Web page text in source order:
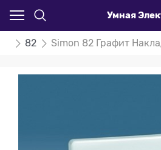
Умная
82 Simon 82 Графит